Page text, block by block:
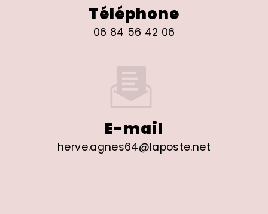
Téléphone
06 84 56 42 06
E-mail
herve.agnes64@laposte.net